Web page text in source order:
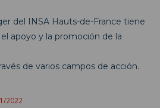
del INSA Hauts-de-France tiene
apoyo y la promoción de la
de varios campos de acción.
2022